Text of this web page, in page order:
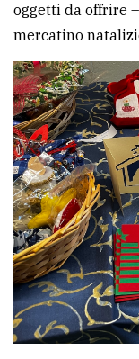
oggetti da offrire
mercatino